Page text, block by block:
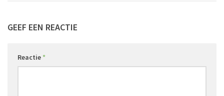
GEEF EEN REACTIE
Reactie *